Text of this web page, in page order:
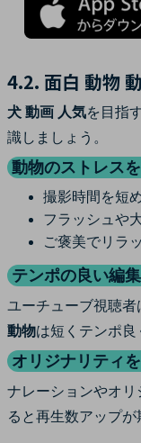
4.2. 面白 動物
犬 動画 人気を目指
識しましょう。
動物のストレス
撮影時間を短
フラッシュや
ご褒美でリラ
テンポの良い編
ユーチューブ視聴者
動物は短くテンポ良
オリジナリティ
ナレーションやオ
ると再生数アップが